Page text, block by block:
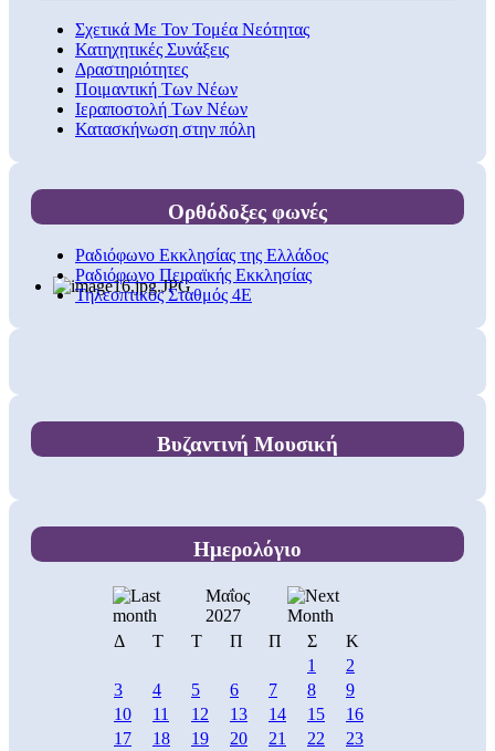
Σχετικά Με Τον Τομέα Νεότητας
Κατηχητικές Συνάξεις
Δραστηριότητες
Ποιμαντική Των Νέων
Ιεραποστολή Των Νέων
Κατασκήνωση στην πόλη
Ορθόδοξες φωνές
Ραδιόφωνο Εκκλησίας της Ελλάδος
Ραδιόφωνο Πειραϊκής Εκκλησίας
Τηλεοπτικός Σταθμός 4Ε
Βυζαντινή Μουσική
Ημερολόγιο
Μαΐος
2027
Δ
Τ Τ Π Π Σ
Κ
1
2
3
4 5 6 7 8
9
10
11 12 13 14 15
16
17
18 19 20 21 22
23